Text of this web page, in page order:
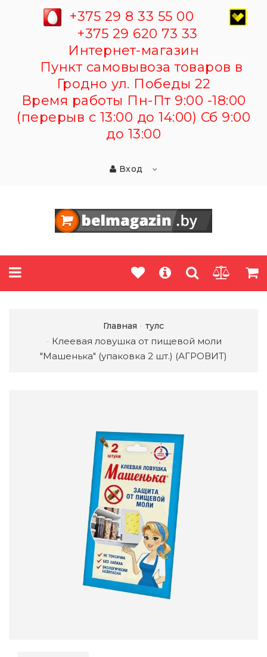
+375 29 8 33 55 00
+375 29 620 73 33
Интернет-магазин
Пункт самовывоза товаров в
Гродно ул. Победы 22
Время работы Пн-Пт 9:00 -18:00
(перерыв с 13:00 до 14:00) Сб 9:00
до 13:00
Вход
Главная тулс
Клеевая ловушка от пищевой моли
"Машенька" (упаковка 2 шт.) (АГРОВИТ)